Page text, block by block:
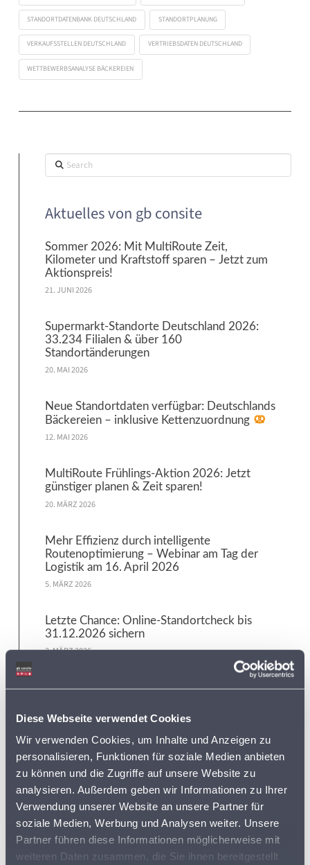
Diese Webseite verwendet Cookies
Wir verwenden Cookies, um Inhalte und Anzeigen zu
personalisieren, Funktionen für soziale Medien anbieten
zu können und die Zugriffe auf unsere Website zu
analysieren. Außerdem geben wir Informationen zu Ihrer
Verwendung unserer Website an unsere Partner für
soziale Medien, Werbung und Analysen weiter. Unsere
Partner führen diese Informationen möglicherweise mit
weiteren Daten zusammen, die Sie ihnen bereitgestellt
STANDORTDATENBANK DEUTSCHLAND STANDORTPLANUNG
VERKAUFSSTELLEN DEUTSCHLAND VERTRIEBSDATEN DEUTSCHLAND
WETTBEWERBSANALYSE BÄCKEREIEN
Search
Aktuelles von gb consite
Sommer 2026: Mit MultiRoute Zeit,
Kilometer und Kraftstoff sparen – Jetzt zum
Aktionspreis!
21. JUNI 2026
Supermarkt-Standorte Deutschland 2026:
33.234 Filialen & über 160
Standortänderungen
20. MAI 2026
Neue Standortdaten verfügbar: Deutschlands
Bäckereien – inklusive Kettenzuordnung
12. MAI 2026
MultiRoute Frühlings-Aktion 2026: Jetzt
günstiger planen & Zeit sparen!
20. MÄRZ 2026
Mehr Effizienz durch intelligente
Routenoptimierung – Webinar am Tag der
Logistik am 16. April 2026
5. MÄRZ 2026
Letzte Chance: Online-Standortcheck bis
31.12.2026 sichern
3. MÄRZ 2026
Neue Datenaktualisierung: Erweiterter
7. JANUAR 2026
Tags:
ADRESSDATEN ADRESSEN
ADRESSEN DER SUPERMÄRKTE IN DEUTSCHLAND